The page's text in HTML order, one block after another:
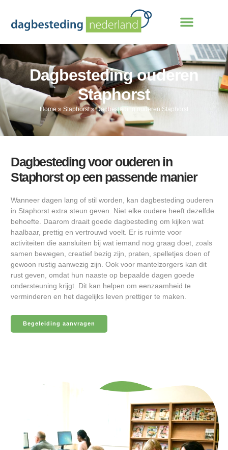
Dagbesteding ouderen
Staphorst
Home» Staphorst»Dagbesteding ouderen Staphorst
Dagbesteding voor ouderen in
Staphorst op een passende manier
Wanneer dagen lang of stil worden, kan dagbesteding ouderen
in Staphorst extra steun geven. Niet elke oudere heeft dezelfde
behoefte. Daarom draait goede dagbesteding om kijken wat
haalbaar, prettig en vertrouwd voelt. Er is ruimte voor
activiteiten die aansluiten bij wat iemand nog graag doet, zoals
samen bewegen, creatief bezig zijn, praten, spelletjes doen of
gewoon rustig aanwezig zijn. Ook voor mantelzorgers kan dit
rust geven, omdat hun naaste op bepaalde dagen goede
ondersteuning krijgt. Dit kan helpen om eenzaamheid te
verminderen en het dagelijks leven prettiger te maken.
Begeleiding aanvragen